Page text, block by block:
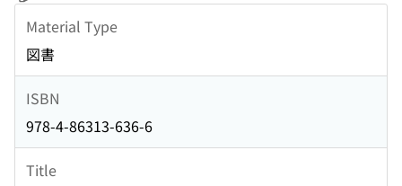
Material Type
図書
ISBN
978-4-86313-636-6
Title